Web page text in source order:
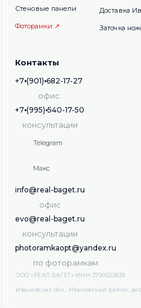
Стеновые панели
Фоторамки ↗
Доставка
Заточка
Контакты
+7⦁(901)⦁682-17-27
офис
+7⦁(995)⦁540-17-50
консультации
Telegram
Макс
info@real-baget.ru
офис
evo@real-baget.ru
консультации
photoramkaopt@yandex.ru
по фоторамкам
ООО «РЕАЛ БАГЕТ» ИНН 3700022929
Ивановская обл., Ивановский район,